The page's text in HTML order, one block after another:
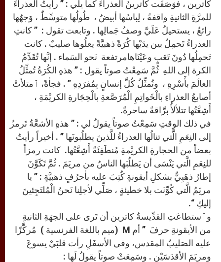
كاترين ، فوَصَفَت كاترينُ العذراءَ كما يلي : ” رأيتُ العذراءَ
للمرَّةِ الثانيةِ واقفةً ، لِباسُها أبيضُ ، طُولُها متوسِّطٌ ، وَجهُها
رائعٌ ، يستحيلُ عَلَيَّ وصفُ جَمالِها . وتابعت تقول : ” كانتِ
العذراءُ تَحمِلُ بين يدَيْها كُرَةً ذهبيَّةً يعلُوها صليبٌ . كانت
تَحمِلُها دُونَ تَعَبٍ وعَيْنَاهامرتفعة نَحو السَماء . إنَّها تُقَدِّمُ
الكرة إلى اللهِ ثُمَّ سَمِعْتُ صوتاً يقول : ” هذهِ الكُرَةُ تُمثِّلُ
العالَمَ بأَسْرِهِ ، وتُمثِّلُ كُلَّ إنسانٍ بِمُفرَدِهِ ” . فجأةً، ٱمتلأتْ
أصابعُ العذراءِ بالْخَواتِمِ الْمُرَصَّعةِ بالْحِجَارةِ الكريْمَةِ ،
أَشِعَّتُها تتلألأُ برَّاقةً ساحرةً.
في ذلك الوقتِ سَمِعْتُ صوتاً يقولُ لي : ” هذهِ الأشعَّةُ تَرمزُ
إلى النِعَمِ الَّتي تنالُها العذراءُ للَّذينَ يطلُبونَها ” . أخيراً رأيتُ
بعضاً من الحجارةِ الكريْمةِ مُنطَفِئَةً أَشِعَّتُها. كانت رمزاً
للنِعَمِ الَّتي يَنْسَى أن يَطلُبَها الناسُ من مريَمَ . ثُمَّ تَكَوَّنَ
إطارٌ ذهَبِيٌّ بشكلِ أيقونةٍ كُتِبَ عليه بأحرُفٍ ذهبيَّةٍ : ” يا
مريَمُ الَّتي كُوِّنَت بلا خطيئةٍ ، صَلِّي لأجلِنا نَحنُ الْمُلتَجِئينَ
إليكِ “.
وٱستطاعَتِ القدِّيسةُ كاترين أن تَرى على الجهَةِ الثانيةِ
من الأيقونةِ حرفَ ” أم M (ميم باللغة الفرنسية ) مُركَّزًا
عليه الصَليبُ المقدس، وفي الأسفَلِ رأت قلبَيْ يسوعَ
ومريَمَ الأقدَسَيْنِ . وسَمِعَتْ صوتاً يقولُ لَها :